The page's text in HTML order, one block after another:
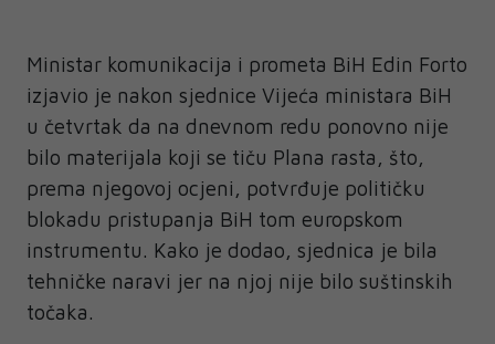
Ministar komunikacija i prometa BiH Edin Forto
izjavio je nakon sjednice Vijeća ministara BiH
u četvrtak da na dnevnom redu ponovno nije
bilo materijala koji se tiču Plana rasta, što,
prema njegovoj ocjeni, potvrđuje političku
blokadu pristupanja BiH tom europskom
instrumentu. Kako je dodao, sjednica je bila
tehničke naravi jer na njoj nije bilo suštinskih
točaka.